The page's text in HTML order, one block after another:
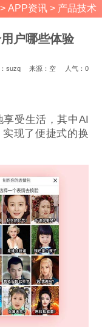
APP资讯> 产品技术
户哪些体验
suzq 来源：空 人气： 0
受生活，其中AI
现了便捷式的换